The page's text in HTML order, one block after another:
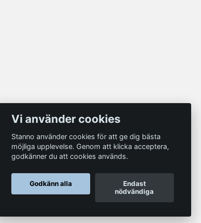
Vi använder cookies
Stanno använder cookies för att ge dig bästa
möjliga upplevelse. Genom att klicka acceptera,
godkänner du att cookies används.
Godkänn alla
Endast
nödvändiga